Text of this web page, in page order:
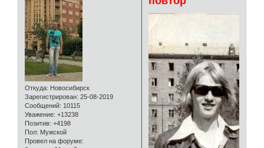
Откуда: Новосибирск
Зарегистрирован: 25-08-2019
Сообщений: 10115
Уважение: +13238
Позитив: +4198
Пол: Мужской
Провел на форуме: